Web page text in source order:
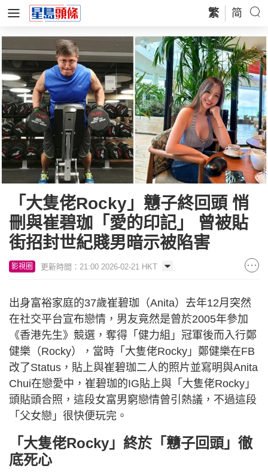
繁 简
「大隻佬Rocky」戇子終回頭 悄
刪與崔碧珈「愛的印記」 曾被貼
街招封世紀賤男暗示被陷害
影視圈 更新時間：21:00 2026-02-21 HKT
出身富裕家庭的37歲崔碧珈（Anita）去年12月突然
在社交平台宣布戀情，男友竟然是曾於2005年參加
《香港先生》競選，奪得「健力組」冠軍後而入行鄭
健樂（Rocky），當時「大隻佬Rocky」鄭健樂在FB
改了Status，貼上與崔碧珈二人的照片並寫明與Anita
Chui在戀愛中，崔碧珈的IG貼上與「大隻佬Rocky」
頭貼頭合照，這段女富男窮戀情曾引熱議，不過這段
「父女戀」很快便玩完。
「大隻佬Rocky」終於「戇子回頭」徹
底死心